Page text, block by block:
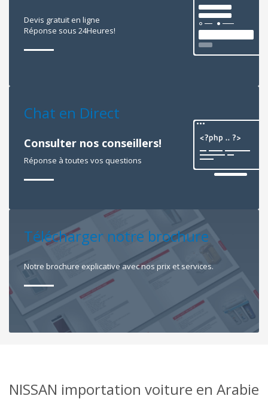
Devis gratuit en ligne
Réponse sous 24Heures!
Chat en Direct
Consulter nos conseillers!
Réponse à toutes vos questions
Télécharger notre brochure
Notre brochure explicative avec nos prix et services.
NISSAN importation voiture en Arabie